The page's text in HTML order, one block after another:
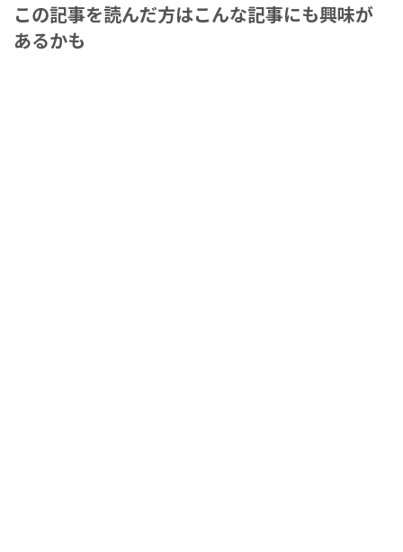
この記事を読んだ方はこんな記事にも興味が
あるかも